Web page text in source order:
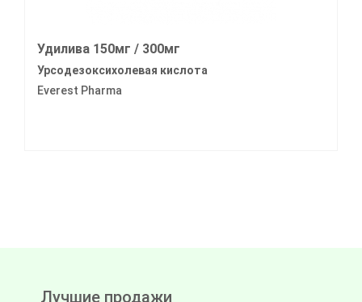
Удилива 150мг / 300мг
Урсодезоксихолевая кислота
Everest Pharma
Лучшие продажи